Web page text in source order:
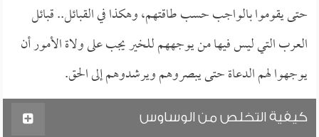
حتى يقوموا بالواجب حسب طاقتهم، وهكذا في القبائل.. قبائل
العرب التي ليس فيها من يوجههم للخير يجب على ولاة الأمور أن
يوجهوا لهم الدعاة حتى يبصروهم ويرشدوهم إلى الحق.
كيفية التخلص من الوساوس